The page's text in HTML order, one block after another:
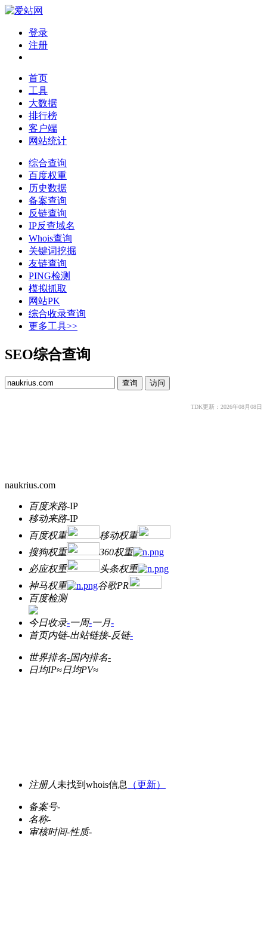
登录
注册
首页
工具
大数据
排行榜
客户端
网站统计
综合查询
百度权重
历史数据
备案查询
反链查询
IP反查域名
Whois查询
关键词挖掘
友链查询
PING检测
模拟抓取
网站PK
综合收录查询
更多工具>>
SEO综合查询
TDK更新：2026年08月08日
naukrius.com
百度来路-IP
移动来路-IP
百度权重
移动权重
搜狗权重
360权重
必应权重
头条权重
神马权重
谷歌PR
百度检测
今日收录-一周-一月-
首页内链-出站链接-反链-
世界排名-国内排名-
日均IP≈日均PV≈
注册人 未找到whois信息 （更新）
备案号-
名称-
审核时间-性质-